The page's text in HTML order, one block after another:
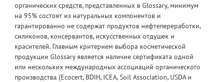
органических средств, представленных в Glossary, минимум
на 95% состоят из натуральных компонентов и
гарантированно не содержат продуктов нефтепереработки,
силиконов, консервантов, искусственных отдушек и
красителей. Главным критерием выбора косметической
продукции Glossary является наличие сертификата одной
или нескольких международных ассоциаций органического
производства (Ecocert, BDIH, ICEA, Soil Association, USDA и